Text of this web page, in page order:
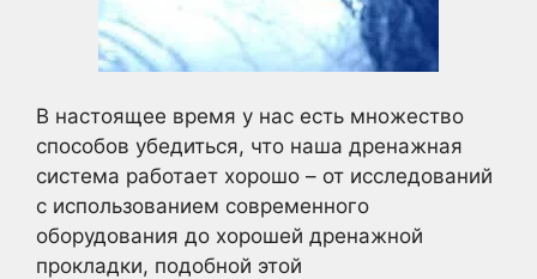
В настоящее время у нас есть множество
способов убедиться, что наша дренажная
система работает хорошо – от исследований
с использованием современного
оборудования до хорошей дренажной
прокладки, подобной этой